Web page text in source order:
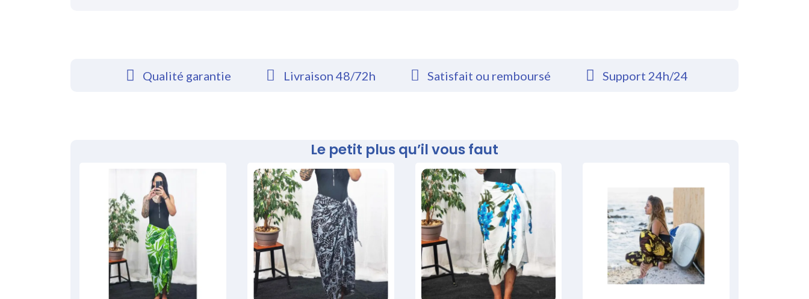
Qualité garantie Livraison 48/72h Satisfait ou remboursé Support 24h/24
Le petit plus qu’il vous faut